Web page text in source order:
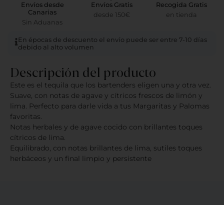
Envíos desde
Canarias
Sin Aduanas
Envíos Gratis
desde 150€
Recogida Gratis
en tienda
En épocas de descuento el envío puede ser entre 7-10 días
debido al alto volumen
Descripción del producto
Este es el tequila que los bartenders eligen una y otra vez.
Suave, con notas de agave y cítricos frescos de limón y
lima. Perfecto para darle vida a tus Margaritas y Palomas
favoritas.
Notas herbales y de agave cocido con brillantes toques
cítricos de lima.
Equilibrado, con notas brillantes de lima, sutiles toques
herbáceos y un final limpio y persistente